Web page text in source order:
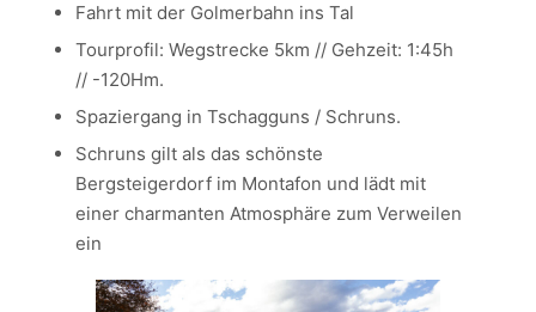
Fahrt mit der Golmerbahn ins Tal
Tourprofil: Wegstrecke 5km // Gehzeit: 1:45h
// -120Hm.
Spaziergang in Tschagguns / Schruns.
Schruns gilt als das schönste
Bergsteigerdorf im Montafon und lädt mit
einer charmanten Atmosphäre zum Verweilen
ein